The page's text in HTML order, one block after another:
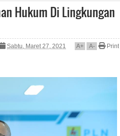
Hukum Di Lingkungan
Sabtu, Maret 27, 2021 A+ A- Print